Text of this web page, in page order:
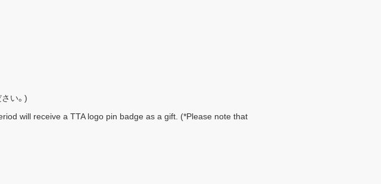
い。)
will receive a TTA logo pin badge as a gift. (*Please note that